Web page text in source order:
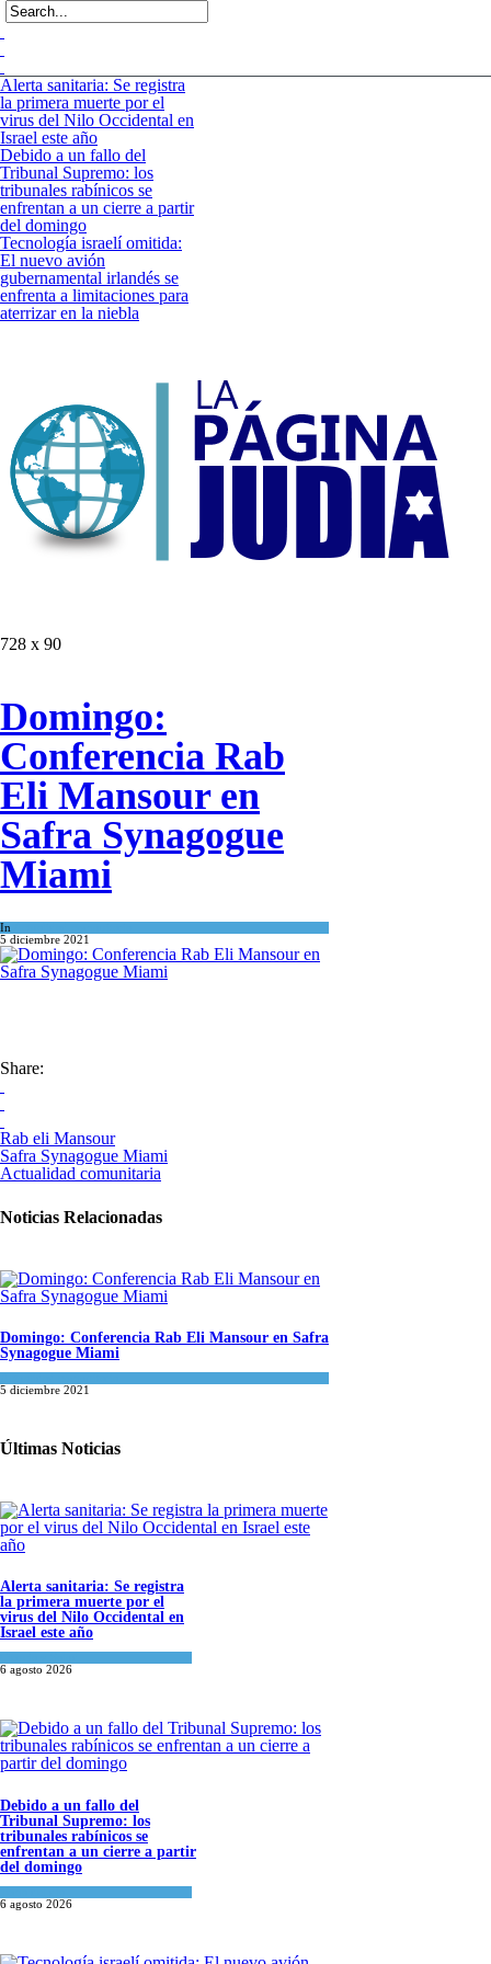
Alerta sanitaria: Se registra
la primera muerte por el
virus del Nilo Occidental en
Israel este año
Debido a un fallo del
Tribunal Supremo: los
tribunales rabínicos se
enfrentan a un cierre a partir
del domingo
Tecnología israelí omitida:
El nuevo avión
gubernamental irlandés se
enfrenta a limitaciones para
aterrizar en la niebla
728 x 90
Domingo:
Conferencia Rab
Eli Mansour en
Safra Synagogue
Miami
In
5 diciembre 2021
Share:
Rab eli Mansour
Safra Synagogue Miami
Actualidad comunitaria
Noticias Relacionadas
Domingo: Conferencia Rab Eli Mansour en Safra
Synagogue Miami
5 diciembre 2021
Últimas Noticias
Alerta sanitaria: Se registra
la primera muerte por el
virus del Nilo Occidental en
Israel este año
6 agosto 2026
Debido a un fallo del
Tribunal Supremo: los
tribunales rabínicos se
enfrentan a un cierre a partir
del domingo
6 agosto 2026